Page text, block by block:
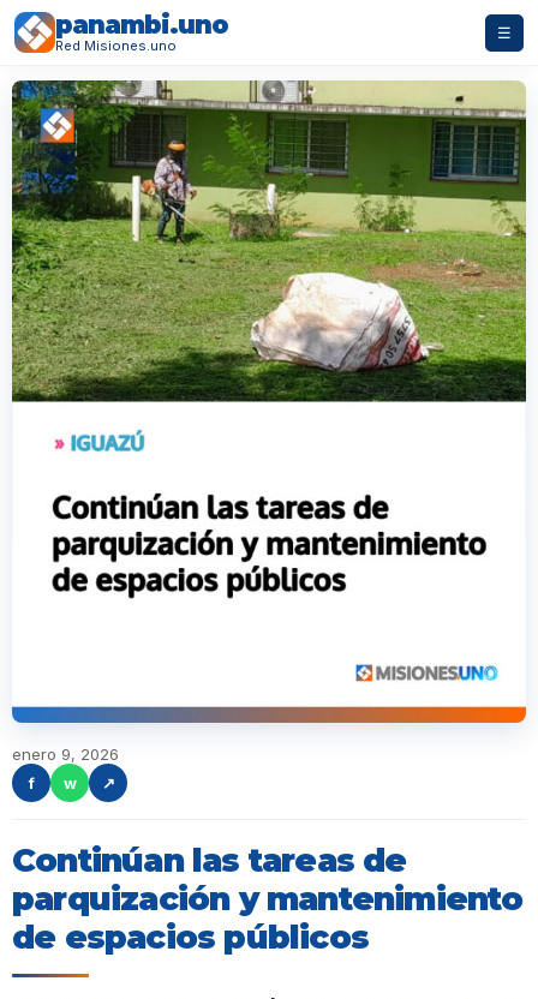
panambi.uno
Red Misiones.uno
☰
enero 9, 2026
f
w ↗
Continúan las tareas de
parquización y mantenimiento
de espacios públicos